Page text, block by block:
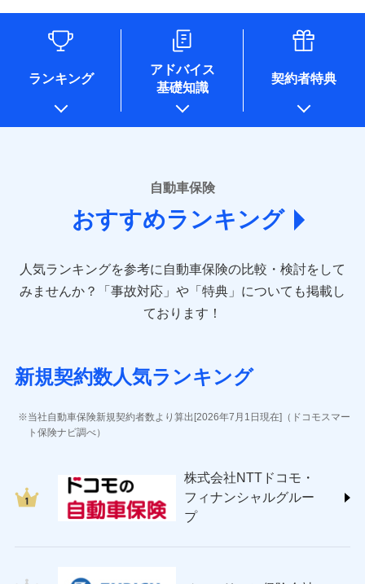
情報を取引のある他の保険会社の商品・サービスをご提案す
るために利用させていただくことがあります。）
各種セミナーの開催のため
コンサルティングサービスの実施のため
アンケートやキャンペーン等の実施のため
上記に係る案内・手続き・管理等付帯業務を行うため
* 当社が委託を受けている保険会社の情報は、保険会社のホ
ームページに掲載しておりますので、ご確認ください。
あいおいニッセイ同和損害保険株式会社
(https://www.aioinissaydowa.co.jp/)
アクサ損害保険株式会社 (https://www.axa-
direct.co.jp/)
sompo.co.jp/)
東京海上ダイレクト損害保険株式会社 (https://www.e-
AIG損害保険株式会社 (https://www.aig.co.jp/sonpo)
ジェイアイ傷害火災保険株式会社
ソニー損害保険株式会社
(https://www.sonysonpo.co.jp/)
ＳＯＭＰＯダイレクト損害保険株式会社
(https://www.sompo-direct.co.jp/)
チューリッヒ保険会社 (https://www.zurich.co.jp/)
ランキング
アドバイス
基礎知識
契約者特典
自動車保険
おすすめランキング
人気ランキングを参考に自動車保険の比較・検討をして
みませんか？
「事故対応」や「特典」についても掲載し
ております！
新規契約数人気ランキング
当社自動車保険新規契約者数より算出[2026年7月1日現在]（ドコモスマー
ト保険ナビ調べ）
株式会社NTTドコモ・
フィナンシャルグルー
プ